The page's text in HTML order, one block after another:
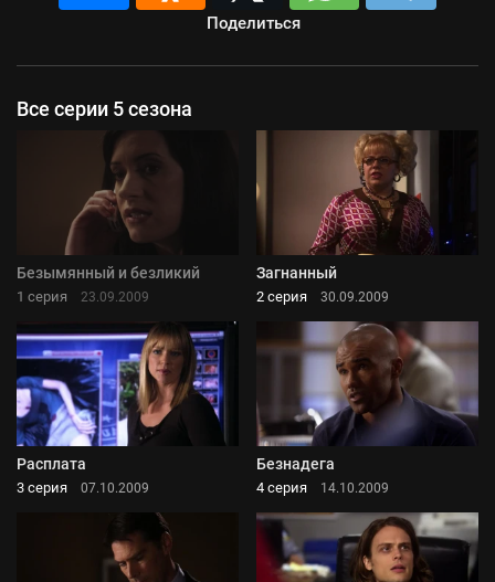
Поделиться
Все серии 5 сезона
Безымянный и безликий
1 серия 23.09.2009
Загнанный
2 серия 30.09.2009
Расплата
3 серия 07.10.2009
Безнадега
4 серия 14.10.2009